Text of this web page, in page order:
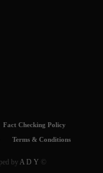
Fact Checking Policy
Terms & Conditions
© Copyright 2025. Designed and Developed by
A D Y